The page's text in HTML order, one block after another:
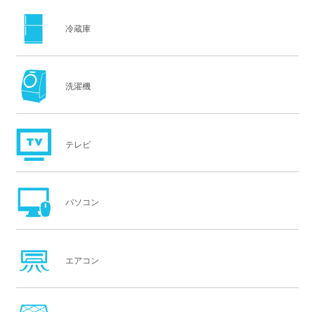
冷蔵庫
洗濯機
テレビ
パソコン
エアコン